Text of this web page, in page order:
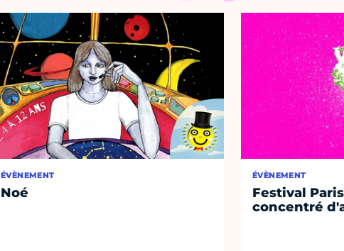
ÉVÈNEMENT
Noé
ÉVÈNEMENT
Festival
concentré